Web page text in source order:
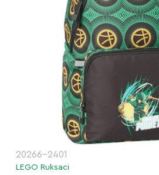
20266-2401
LEGO Ruksaci